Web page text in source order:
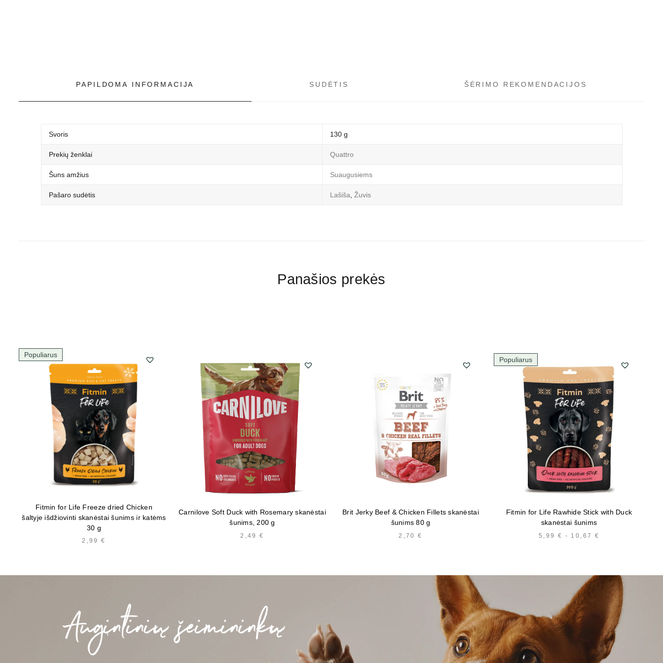
PAPILDOMA INFORMACIJA SUDĖTIS ŠĖRIMO REKOMENDACIJOS
Svoris 130 g
Prekių ženklai Quattro
Šuns amžius Suaugusiems
Pašaro sudėtis Lašiša, Žuvis
Panašios prekės
Populiarus
Fitmin for Life Freeze dried Chicken
šaltyje išdžiovinti skanėstai šunims ir katėms
30 g
2,99€
Carnilove Soft Duck with Rosemary skanėstai
šunims, 200 g
2,49€
Brit Jerky Beef & Chicken Fillets skanėstai
šunims 80 g
2,70€
Populiarus
Fitmin for Life Rawhide Stick with Duck
skanėstai šunims
5,99 € - 10,67 €
10,67 €